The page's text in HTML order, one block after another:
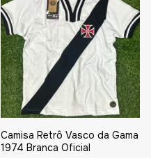
Camisa Retrô Vasco da Gama
1974 Branca Oficial